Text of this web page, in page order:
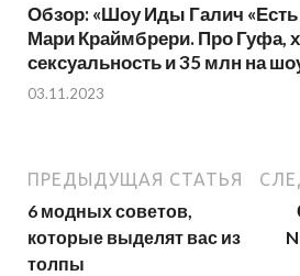
Обзор: «Шоу Иды Галич
Мари Краймбрери. Про Гуфа,
сексуальность и 35 млн на
03.11.2023
ПРЕДЫДУЩАЯ СТАТЬЯ
6 модных советов,
которые выделят вас из
толпы